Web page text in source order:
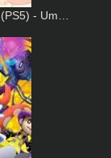
- Um…